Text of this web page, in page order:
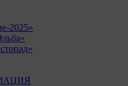
2025»